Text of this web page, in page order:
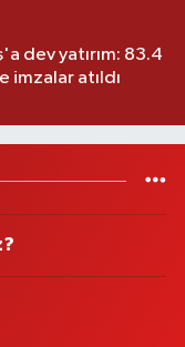
dev yatırım: 83.4
imzalar atıldı